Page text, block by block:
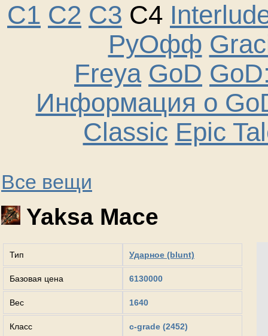
C1 C2 C3 C4
РуОфф
Freya GoD
Информация о
Classic Epic
Все вещи
Yaksa Mace
Тип Ударное (blunt)
Базовая цена 6130000
Вес 1640
Класс c-grade (2452)